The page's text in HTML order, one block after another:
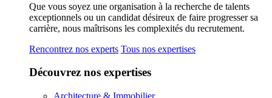
Que vous soyez une organisation à la recherche de talents
exceptionnels ou un candidat désireux de faire progresser sa
carrière, nous maîtrisons les complexités du recrutement.
Rencontrez nos experts Tous nos expertises
Découvrez nos expertises
Architecture & Immobilier